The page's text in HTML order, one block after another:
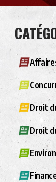
Droit
Droit